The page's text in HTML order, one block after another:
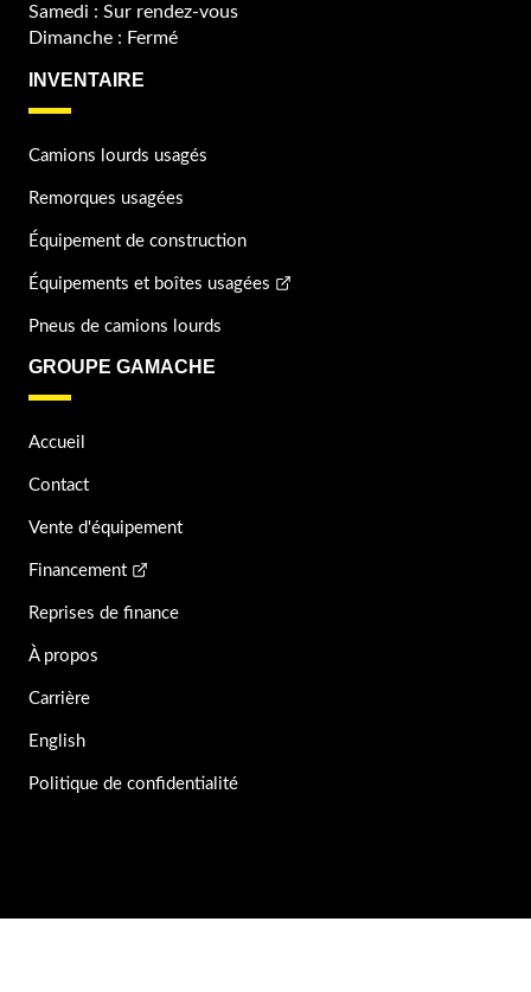
Samedi : Sur rendez-vous
Dimanche : Fermé
INVENTAIRE
Camions lourds usagés
Remorques usagées
Équipement de construction
Équipements et boîtes usagées
Pneus de camions lourds
GROUPE GAMACHE
Accueil
Contact
Vente d'équipement
Financement
Reprises de finance
À propos
Carrière
English
Politique de confidentialité